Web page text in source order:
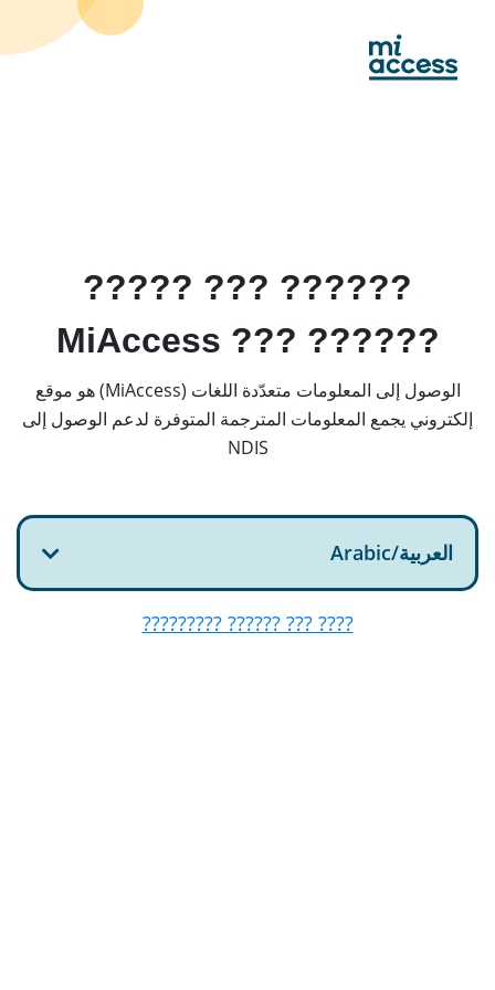
main
?????? ??? ?????
?????? ??? MiAccess
الوصول إلى المعلومات متعدّدة اللغات (MiAccess) هو موقع
إلكتروني يجمع المعلومات المترجمة المتوفرة لدعم الوصول إلى
NDIS
العربية/Arabic
???? ??? ?????? ?????????